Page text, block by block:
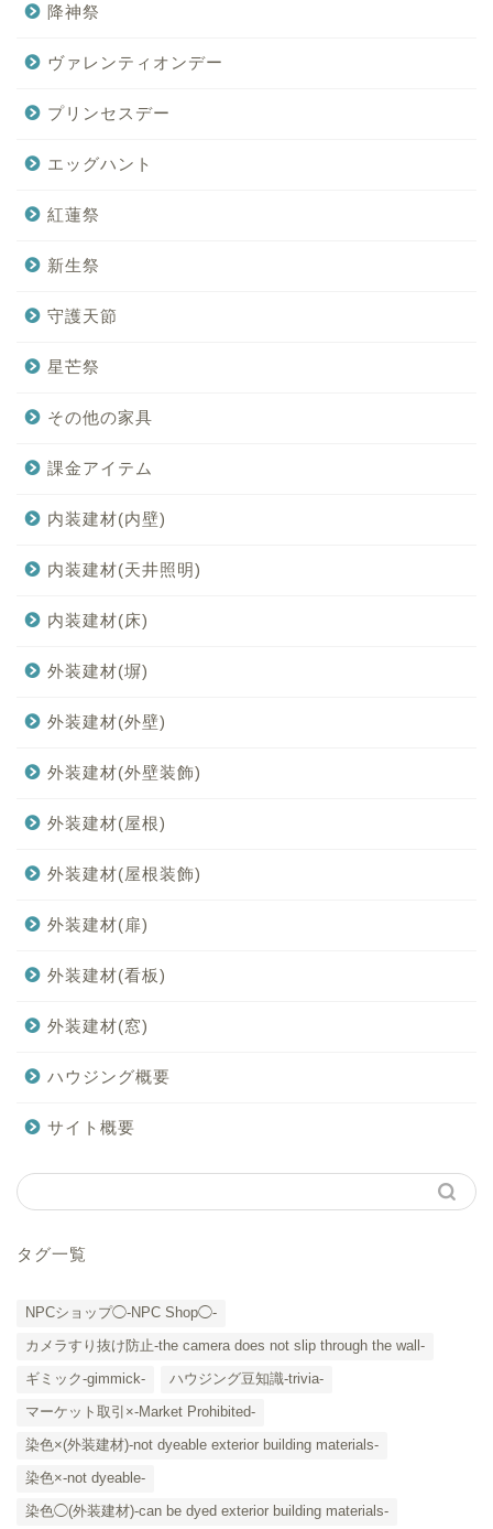
降神祭
ヴァレンティオンデー
プリンセスデー
エッグハント
紅蓮祭
新生祭
守護天節
星芒祭
その他の家具
課金アイテム
内装建材(内壁)
内装建材(天井照明)
内装建材(床)
外装建材(塀)
外装建材(外壁)
外装建材(外壁装飾)
外装建材(屋根)
外装建材(屋根装飾)
外装建材(扉)
外装建材(看板)
外装建材(窓)
ハウジング概要
サイト概要
タグ一覧
NPCショップ◯-NPC Shop◯-
カメラすり抜け防止-the camera does not slip through the wall-
ギミック-gimmick-
ハウジング豆知識-trivia-
マーケット取引×-Market Prohibited-
染色×(外装建材)-not dyeable exterior building materials-
染色×-not dyeable-
染色◯(外装建材)-can be dyed exterior building materials-
Category List-